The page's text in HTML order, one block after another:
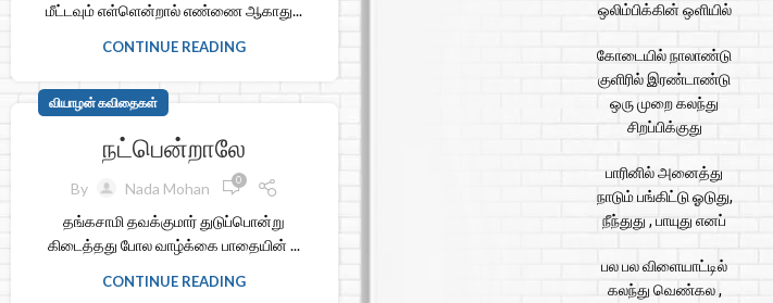
மீட்டவும் எள்ளென்றால் எண்ணை ஆகாது...
CONTINUE READING
வியாழன் கவிதைகள்
நட்பென்றாலே
By Nada Mohan 0
தங்கசாமி தவக்குமார் துடுப்பொன்று
கிடைத்தது போல வாழ்க்கை பாதையின் ...
CONTINUE READING
ஒலிம்பிக்கின் ஒளியில்
கோடையில் நாலாண்டு
குளிரில் இரண்டாண்டு
ஒரு முறை கலந்து
சிறப்பிக்குது
பாரினில் அனைத்து
நாடும் பங்கிட்டு ஓடுது,
நீந்துது , பாயுது எனப்
பல பல விளையாட்டில்
கலந்து வெண்கல ,